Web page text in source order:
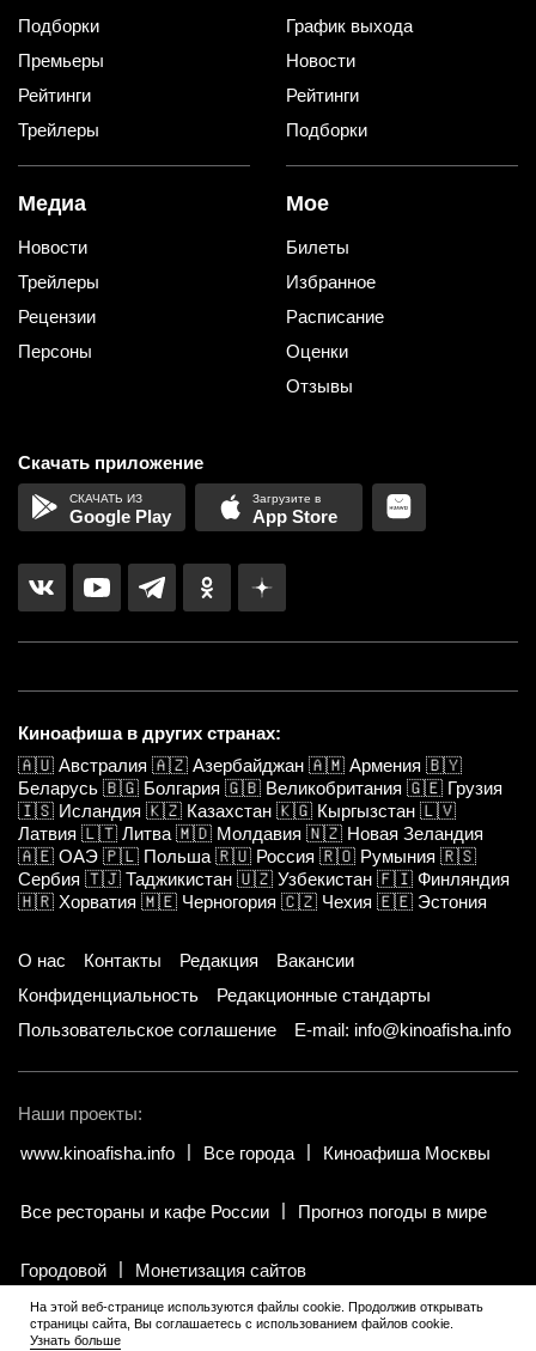
Подборки
Премьеры
Рейтинги
Трейлеры
График выхода
Новости
Рейтинги
Подборки
Медиа
Новости
Трейлеры
Рецензии
Персоны
Мое
Билеты
Избранное
Расписание
Оценки
Отзывы
Скачать приложение
Google Play App Store
Киноафиша в других странах:
🇦🇺 Австралия 🇦🇿 Азербайджан 🇦🇲 Армения 🇧🇾
Беларусь 🇧🇬 Болгария 🇬🇧 Великобритания 🇬🇪 Грузия
🇮🇸 Исландия 🇰🇿 Казахстан 🇰🇬 Кыргызстан 🇱🇻
Латвия 🇱🇹 Литва 🇲🇩 Молдавия 🇳🇿 Новая Зеландия
🇦🇪 ОАЭ 🇵🇱 Польша 🇷🇺 Россия 🇷🇴 Румыния 🇷🇸
Сербия 🇹🇯 Таджикистан 🇺🇿 Узбекистан 🇫🇮 Финляндия
🇭🇷 Хорватия 🇲🇪 Черногория 🇨🇿 Чехия 🇪🇪 Эстония
О нас Контакты Редакция
Вакансии
Конфиденциальность
Редакционные стандарты
Пользовательское соглашение
E-mail: info@kinoafisha.info
Наши проекты:
www.kinoafisha.info
Все города Киноафиша Москвы
Все рестораны и кафе России Прогноз погоды в мире
Городовой Монетизация сайтов
© 2002-2026 Все права и материалы принадлежат «Киноафиша».
На этой веб-странице используются файлы cookie. Продолжив открывать
страницы сайта, Вы соглашаетесь с использованием файлов cookie.
Узнать больше